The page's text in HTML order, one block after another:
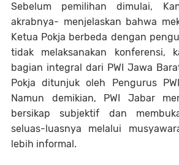
Sebelum pemilihan dimulai,
akrabnya- menjelaskan bahwa
Ketua Pokja berbeda dengan
tidak melaksanakan konferensi,
bagian integral dari PWI Jawa
Pokja ditunjuk oleh Pengurus
Namun demikian, PWI Jabar
bersikap subjektif dan
seluas-luasnya melalui
lebih informal.